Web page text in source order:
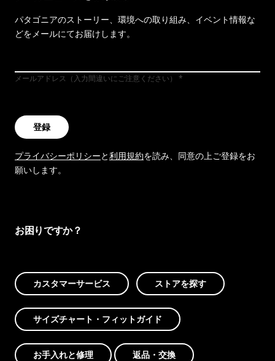
パタゴニアのストーリー、環境への取り組み、イベント情報な
どをメールにてお届けします。
メールアドレス（入力間違いにご注意ください）
登録
プライバシーポリシーと利用規約を読み、同意の上ご登録をお
願いします。
お困りですか？
カスタマーサービス ストアを探す
サイズチャート・フィットガイド
お手入れと修理 返品・交換